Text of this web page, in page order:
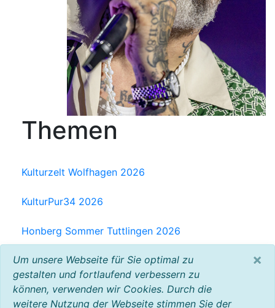
Themen
Kulturzelt Wolfhagen 2026
KulturPur34 2026
Honberg Sommer Tuttlingen 2026
Milchwerk Musik Festival Radolfzell 2025
Baltic Open Air 2025
VW Bus Festival 2023
Um unsere Webseite für Sie optimal zu
gestalten und fortlaufend verbessern zu
können, verwenden wir Cookies. Durch die
weitere Nutzung der Webseite stimmen Sie der
×